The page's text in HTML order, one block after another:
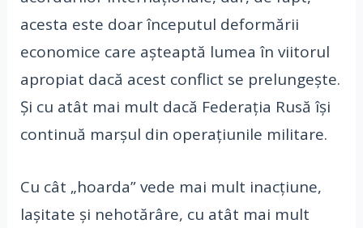
acesta este doar începutul deformării
economice care așteaptă lumea în viitorul
apropiat dacă acest conflict se prelungește.
Și cu atât mai mult dacă Federația Rusă își
continuă marșul din operațiunile militare.
Cu cât „hoarda” vede mai mult inacțiune,
lașitate și nehotărâre, cu atât mai mult